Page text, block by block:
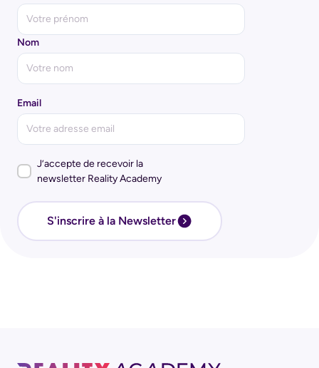
Nom
Email
J’accepte de recevoir la
newsletter Reality Academy
S'inscrire à la Newsletter